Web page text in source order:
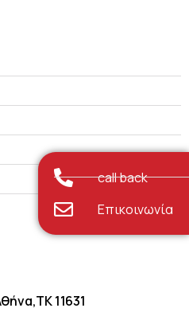
11631
call back
Επικοινωνία